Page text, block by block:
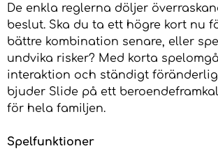
De enkla reglerna döljer
beslut. Ska du ta ett högre kort nu
bättre kombination senare, eller
undvika risker? Med korta
interaktion och ständigt
bjuder Slide på ett
för hela familjen.
Spelfunktioner